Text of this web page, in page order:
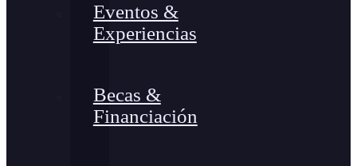
Eventos &
Experiencias
Becas &
Financiación